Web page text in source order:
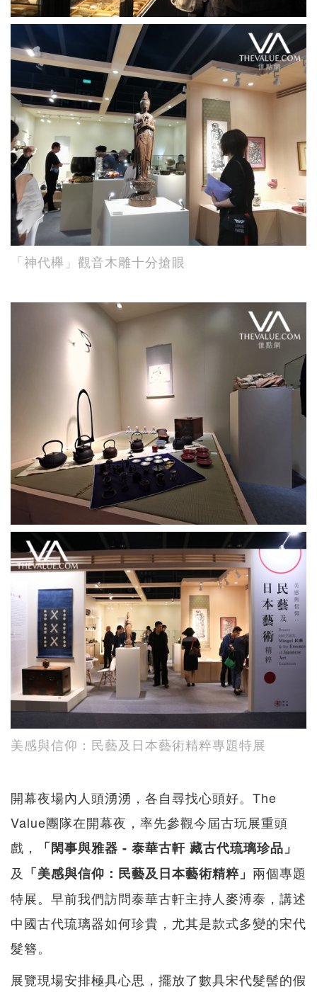
「神代櫸」觀音木雕十分搶眼
美感與信仰：民藝及日本藝術精粹專題特展
開幕夜場內人頭湧湧，各自尋找心頭好。The
Value團隊在開幕夜，率先參觀今屆古玩展重頭
戲，
「閑事與雅器 - 泰華古軒 藏古代琉璃珍品」
及 「美感與信仰：民藝及日本藝術精粹」 兩個專題
特展。早前我們訪問泰華古軒主持人麥溥泰，講述
中國古代琉璃器如何珍貴，尤其是款式多變的宋代
髮簪。
展覽現場安排極具心思，擺放了數具宋代髮髻的假